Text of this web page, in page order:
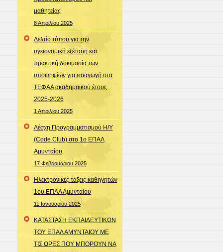
μαθητείας
8 Απριλίου 2025
Δελτίο τύπου για την
υγειονομική εξέταση και
πρακτική δοκιμασία των
υποψηφίων για εισαγωγή στα
ΤΕΦΑΑ ακαδημαϊκού έτους
2025-2026
1 Απριλίου 2025
Λέσχη Προγραμματισμού Η/Υ
(Code Club) στο 1ο ΕΠΑΛ
Αμυνταίου
17 Φεβρουαρίου 2025
Ηλεκτρονικές τάξεις καθηγητών
1ου ΕΠΑΛ Αμυνταίου
11 Ιανουαρίου 2025
ΚΑΤΑΣΤΑΣΗ ΕΚΠΑΙΔΕΥΤΙΚΩΝ
ΤΟΥ ΕΠΑΛ ΑΜΥΝΤΑΙΟΥ ΜΕ
ΤΙΣ ΩΡΕΣ ΠΟΥ ΜΠΟΡΟΥΝ ΝΑ